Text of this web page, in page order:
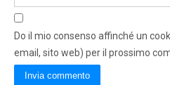
Do il mio consenso affinché un
email, sito web) per il prossimo